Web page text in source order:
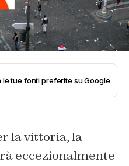
tue fonti preferite su Google
la vittoria, la
eccezionalmente